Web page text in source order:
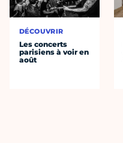
DÉCOUVRIR
Les concerts
parisiens à voir en
août